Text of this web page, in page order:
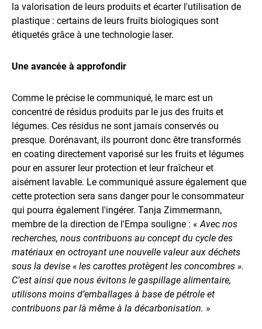
la valorisation de leurs produits et écarter l'utilisation de
plastique : certains de leurs fruits biologiques sont
étiquetés grâce à une technologie laser.
Une avancée à approfondir
Comme le précise le communiqué, le marc est un
concentré de résidus produits par le jus des fruits et
légumes. Ces résidus ne sont jamais conservés ou
presque. Dorénavant, ils pourront donc être transformés
en coating directement vaporisé sur les fruits et légumes
pour en assurer leur protection et leur fraîcheur et
aisément lavable. Le communiqué assure également que
cette protection sera sans danger pour le consommateur
qui pourra également l'ingérer. Tanja Zimmermann,
membre de la direction de l'Empa souligne : « Avec nos
recherches, nous contribuons au concept du cycle des
matériaux en octroyant une nouvelle valeur aux déchets
sous la devise « les carottes protègent les concombres ».
C’est ainsi que nous évitons le gaspillage alimentaire,
utilisons moins d’emballages à base de pétrole et
contribuons par là même à la décarbonisation. »